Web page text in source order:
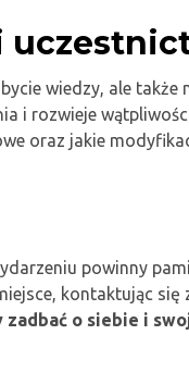
wiedzy, ale także
i rozwieje
oraz jakie
powinny
kontaktując się
o siebie i